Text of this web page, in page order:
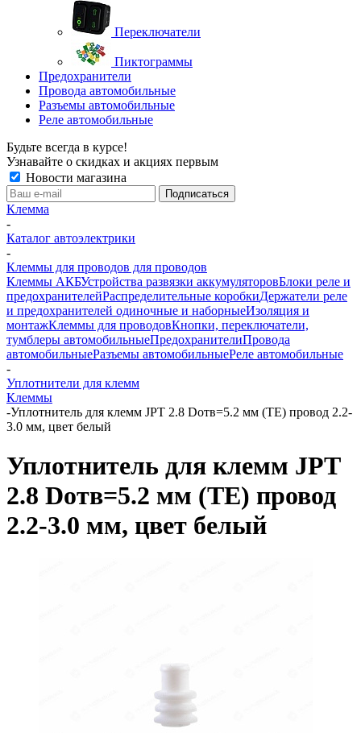
Переключатели
Пиктограммы
Предохранители
Провода автомобильные
Разъемы автомобильные
Реле автомобильные
Будьте всегда в курсе!
Узнавайте о скидках и акциях первым
Новости магазина
Клемма
-
Каталог автоэлектрики
-
Клеммы для проводов для проводов
Клеммы АКБУстройства развязки аккумуляторовБлоки реле и
предохранителейРаспределительные коробкиДержатели реле
и предохранителей одиночные и наборныеИзоляция и
монтажКлеммы для проводовКнопки, переключатели,
тумблеры автомобильныеПредохранителиПровода
автомобильныеРазъемы автомобильныеРеле автомобильные
-
Уплотнители для клемм
Клеммы
-Уплотнитель для клемм JPT 2.8 Dотв=5.2 мм (TE) провод 2.2-
3.0 мм, цвет белый
Уплотнитель для клемм JPT
2.8 Dотв=5.2 мм (TE) провод
2.2-3.0 мм, цвет белый